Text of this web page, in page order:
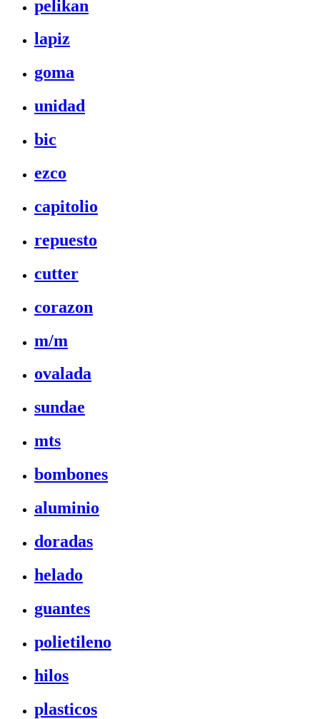
pelikan
lapiz
goma
unidad
bic
ezco
capitolio
repuesto
cutter
corazon
m/m
ovalada
sundae
mts
bombones
aluminio
doradas
helado
guantes
polietileno
hilos
plasticos